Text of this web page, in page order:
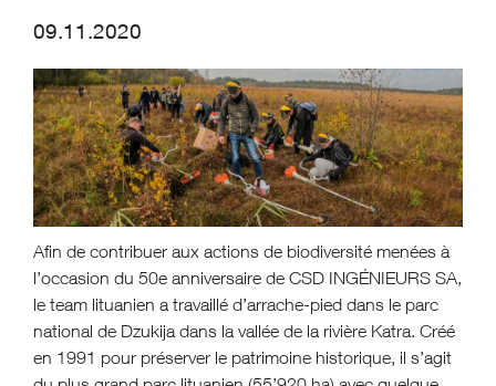
09.11.2020
Afin de contribuer aux actions de biodiversité menées à
l’occasion du 50e anniversaire de CSD INGÉNIEURS SA,
le team lituanien a travaillé d’arrache-pied dans le parc
national de Dzukija dans la vallée de la rivière Katra. Créé
en 1991 pour préserver le patrimoine historique, il s’agit